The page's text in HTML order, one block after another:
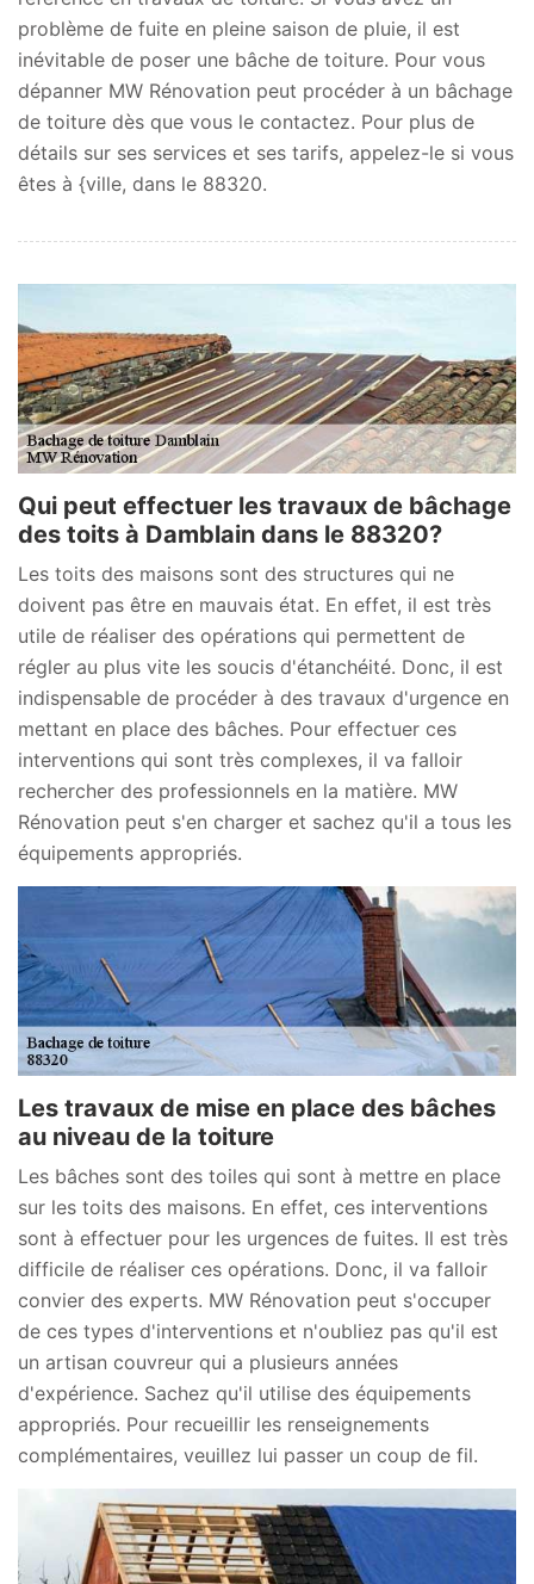
problème de fuite en pleine saison de pluie, il est
inévitable de poser une bâche de toiture. Pour vous
dépanner MW Rénovation peut procéder à un bâchage
de toiture dès que vous le contactez. Pour plus de
détails sur ses services et ses tarifs, appelez-le si vous
êtes à {ville, dans le 88320.
Qui peut effectuer les travaux de bâchage
des toits à Damblain dans le 88320?
Les toits des maisons sont des structures qui ne
doivent pas être en mauvais état. En effet, il est très
utile de réaliser des opérations qui permettent de
régler au plus vite les soucis d'étanchéité. Donc, il est
indispensable de procéder à des travaux d'urgence en
mettant en place des bâches. Pour effectuer ces
interventions qui sont très complexes, il va falloir
rechercher des professionnels en la matière. MW
Rénovation peut s'en charger et sachez qu'il a tous les
équipements appropriés.
Les travaux de mise en place des bâches
au niveau de la toiture
Les bâches sont des toiles qui sont à mettre en place
sur les toits des maisons. En effet, ces interventions
sont à effectuer pour les urgences de fuites. Il est très
difficile de réaliser ces opérations. Donc, il va falloir
convier des experts. MW Rénovation peut s'occuper
de ces types d'interventions et n'oubliez pas qu'il est
un artisan couvreur qui a plusieurs années
d'expérience. Sachez qu'il utilise des équipements
appropriés. Pour recueillir les renseignements
complémentaires, veuillez lui passer un coup de fil.